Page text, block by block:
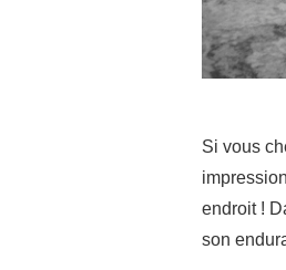
Si vous
endroit !
son